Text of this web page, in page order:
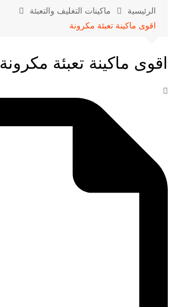
الرئيسية
ماكينات التغليف والتعبئة
اقوى ماكينة تعبئة مكرونة
اقوى ماكينة تعبئة مكرونة